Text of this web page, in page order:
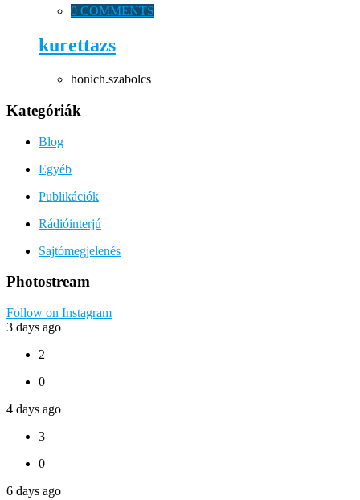
0 COMMENTS
kurettazs
honich.szabolcs
Kategóriák
Blog
Egyéb
Publikációk
Rádióinterjú
Sajtómegjelenés
Photostream
Follow on Instagram
3 days ago
2
0
4 days ago
3
0
6 days ago